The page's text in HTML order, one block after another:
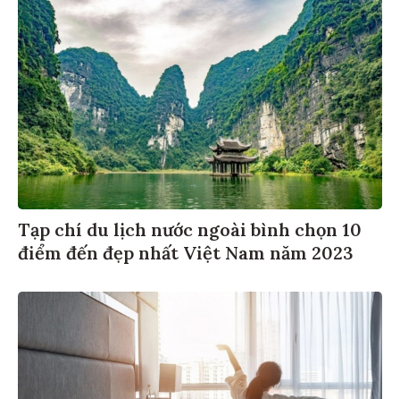
Tạp chí du lịch nước ngoài bình chọn 10
điểm đến đẹp nhất Việt Nam năm 2023